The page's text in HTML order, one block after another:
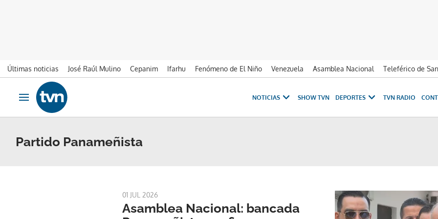
Últimas noticias José Raúl Mulino Cepanim Ifarhu Fenómeno de El Niño Venezuela Asamblea Nacional Teleférico de
Ir al contenido
Obrir navegació
NOTICIAS SHOW TVN DEPORTES TVN RADIO
Partido Panameñista
01 JUL 2026
Asamblea Nacional: bancada